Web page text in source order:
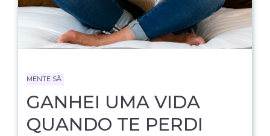
MENTE SÃ
GANHEI UMA VIDA
QUANDO TE PERDI